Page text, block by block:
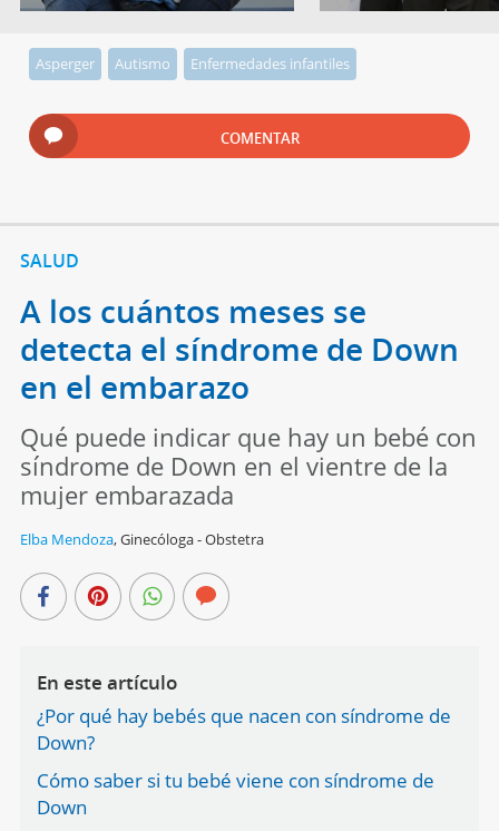
Asperger Autismo Enfermedades infantiles
COMENTAR
SALUD
A los cuántos meses se
detecta el síndrome de Down
en el embarazo
Qué puede indicar que hay un bebé con
síndrome de Down en el vientre de la
mujer embarazada
Elba Mendoza,Ginecóloga - Obstetra
En este artículo
¿Por qué hay bebés que nacen con síndrome de
Down?
Cómo saber si tu bebé viene con síndrome de
Down